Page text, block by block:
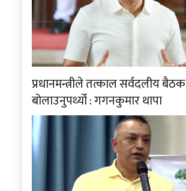
प्रधानमन्त्रीले तत्काल सर्वदलीय बैठक
बोलाउनुपर्थ्यो : गगनकुमार थापा